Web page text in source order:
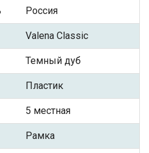
Россия
Valena Classic
Темный дуб
Пластик
5 местная
Рамка